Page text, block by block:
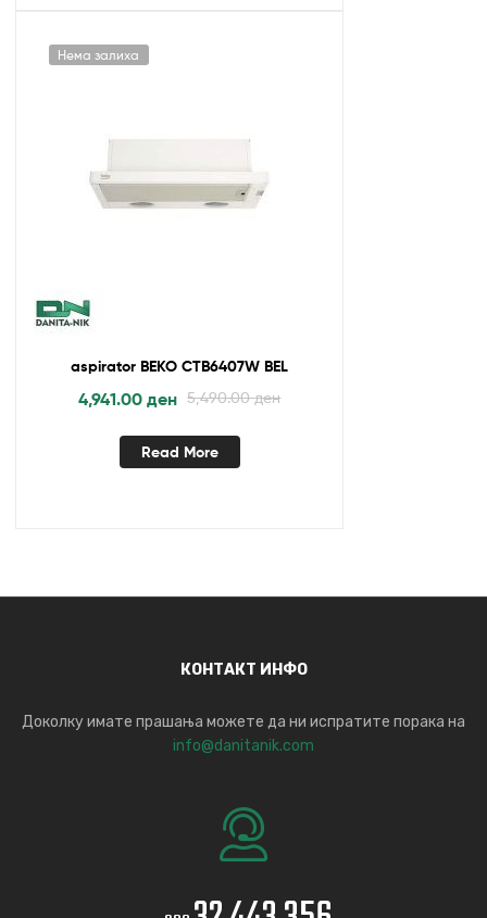
Нема залиха
aspirator BEKO CTB6407W BEL
5,490.00ден
4,941.00 ден
Read More
КОНТАКТ ИНФО
Доколку имате прашања можете да ни испратите порака на
info@danitanik.com